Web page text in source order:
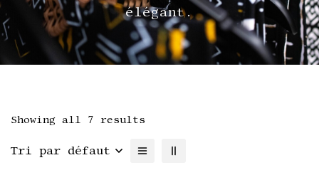
élégant.
Showing all 7 results
Tri par défaut